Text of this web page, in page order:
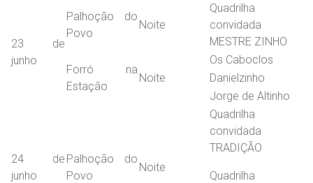
23 de
junho
Palhoção do
Povo
Noite
Quadrilha
convidada
MESTRE ZINHO
Forró na
Estação
Noite
Os Caboclos
Danielzinho
Jorge de Altinho
24 de
junho
Palhoção do
Povo
Noite
Quadrilha
convidada
TRADIÇÃO
Quadrilha